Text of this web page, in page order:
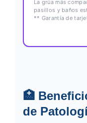
La grúa más
pasillos y baños
** Garantía de
🏥
de